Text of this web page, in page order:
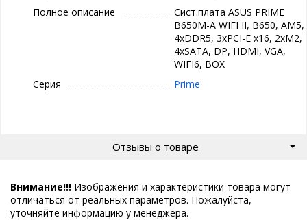
Полное описание
Сист.плата ASUS PRIME
B650M-A WIFI II, B650, AM5,
4xDDR5, 3xPCI-E x16, 2xM2,
4xSATA, DP, HDMI, VGA,
WIFI6, BOX
Серия
Prime
Отзывы о товаре
Внимание!!! Изображения и характеристики товара могут
отличаться от реальных параметров. Пожалуйста,
уточняйте информацию у менеджера.